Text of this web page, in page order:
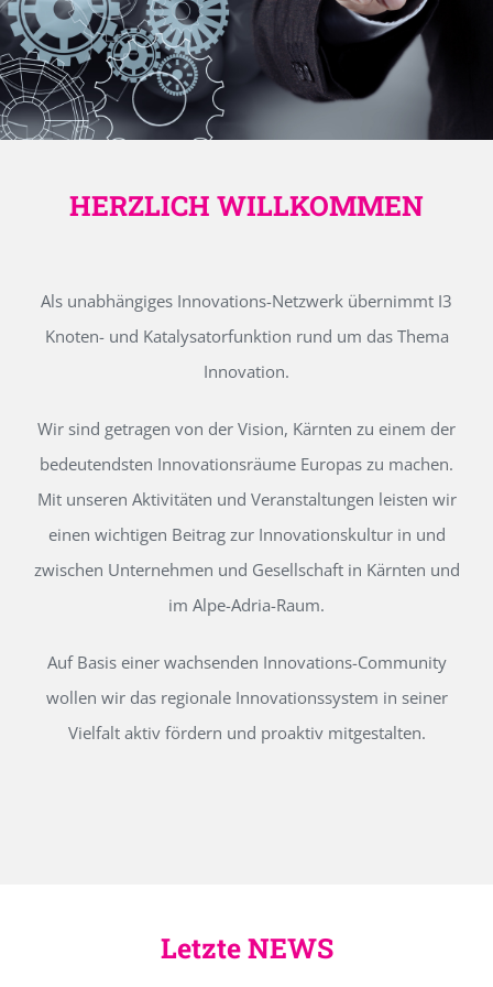
HERZLICH WILLKOMMEN
Als unabhängiges Innovations-Netzwerk übernimmt I3
Knoten- und Katalysatorfunktion rund um das Thema
Innovation.
Wir sind getragen von der Vision, Kärnten zu einem der
bedeutendsten Innovationsräume Europas zu machen.
Mit unseren Aktivitäten und Veranstaltungen leisten wir
einen wichtigen Beitrag zur Innovationskultur in und
zwischen Unternehmen und Gesellschaft in Kärnten und
im Alpe-Adria-Raum.
Auf Basis einer wachsenden Innovations-Community
wollen wir das regionale Innovationssystem in seiner
Vielfalt aktiv fördern und proaktiv mitgestalten.
Letzte NEWS